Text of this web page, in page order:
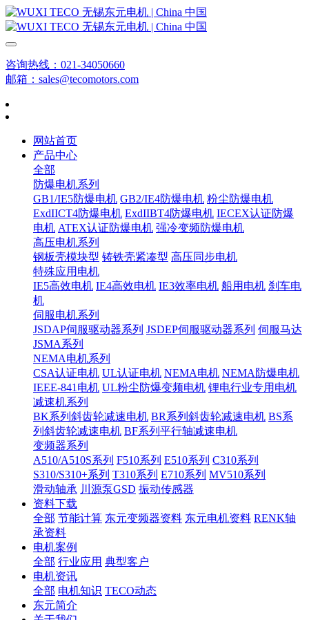
咨询热线：021-34050660
邮箱：sales@tecomotors.com
网站首页
产品中心
全部
防爆电机系列
GB1/IE5防爆电机 GB2/IE4防爆电机 粉尘防爆电机
ExdIICT4防爆电机 ExdIIBT4防爆电机 IECEX认证防爆
电机 ATEX认证防爆电机 强冷变频防爆电机
高压电机系列
钢板壳模块型 铸铁壳紧凑型 高压同步电机
特殊应用电机
IE5高效电机 IE4高效电机 IE3效率电机 船用电机 刹车电
机
伺服电机系列
JSDAP伺服驱动器系列 JSDEP伺服驱动器系列 伺服马达
JSMA系列
NEMA电机系列
CSA认证电机 UL认证电机 NEMA电机 NEMA防爆电机
IEEE-841电机 UL粉尘防爆变频电机 锂电行业专用电机
减速机系列
BK系列斜齿轮减速电机 BR系列斜齿轮减速电机 BS系
列斜齿轮减速电机 BF系列平行轴减速电机
变频器系列
A510/A510S系列 F510系列 E510系列 C310系列
S310/S310+系列 T310系列 E710系列 MV510系列
滑动轴承 川源泵GSD 振动传感器
资料下载
全部 节能计算 东元变频器资料 东元电机资料 RENK轴
承资料
电机案例
全部 行业应用 典型客户
电机资讯
全部 电机知识 TECO动态
东元简介